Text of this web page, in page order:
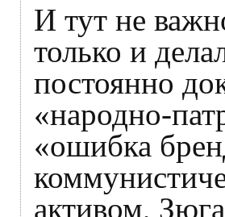
И тут не
только и
постоянно
«народно-
«ошибка
активом,